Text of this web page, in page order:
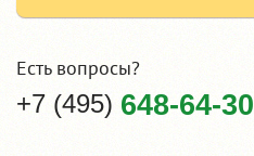
Есть вопросы?
+7 (495) 648-64-30